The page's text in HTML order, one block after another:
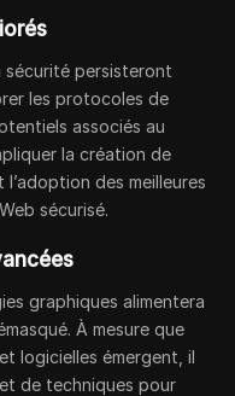
sécurité persisteront
les protocoles de
associés au
la création de
des meilleures
sécurisé.
graphiques alimentera
À mesure que
logicielles émergent, il
de techniques pour